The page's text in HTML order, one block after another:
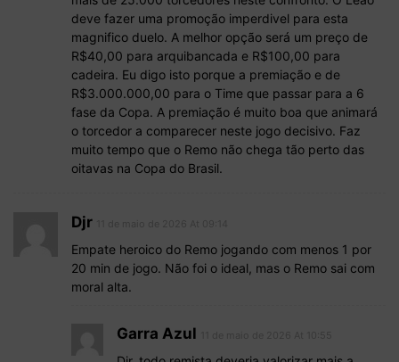
deve fazer uma promoção imperdivel para esta
magnifico duelo. A melhor opção será um preço de
R$40,00 para arquibancada e R$100,00 para
cadeira. Eu digo isto porque a premiação e de
R$3.000.000,00 para o Time que passar para a 6
fase da Copa. A premiação é muito boa que animará
o torcedor a comparecer neste jogo decisivo. Faz
muito tempo que o Remo não chega tão perto das
oitavas na Copa do Brasil.
Djr
Empate heroico do Remo jogando com menos 1 por
20 min de jogo. Não foi o ideal, mas o Remo sai com
moral alta.
Garra Azul